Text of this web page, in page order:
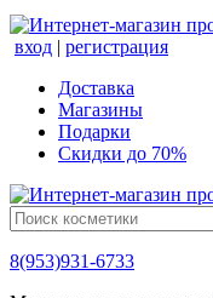
вход | регистрация
Доставка
Магазины
Подарки
Скидки до 70%
8(953)931-6733